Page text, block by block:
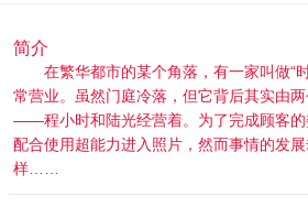
简介
在繁华都市的某个角落，有一家叫做“
常营业。虽然门庭冷落，但它背后其实由
——程小时和陆光经营着。为了完成顾客的
配合使用超能力进入照片，然而事情的发
样……